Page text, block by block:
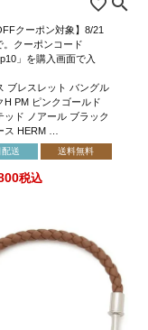
クーポン対象】8/21
。クーポンコード
」を購入画面で入
ブレスレット バングル
H PM ピンクゴールド
ッド ノアール ブラック
ス HERM …
配送 送料無料
税込